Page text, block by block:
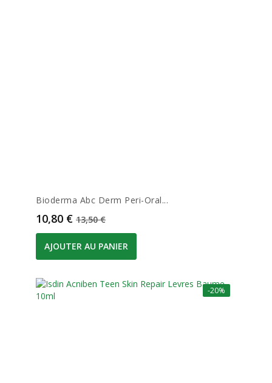
Bioderma Abc Derm Peri-Oral...
Prix
10,80 € Prix de base
13,50 €
AJOUTER AU PANIER
-20%